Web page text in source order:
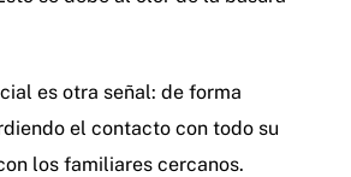
es otra señal: de forma
el contacto con todo su
los familiares cercanos.